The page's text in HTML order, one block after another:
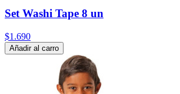
Set Washi Tape 8 un
$1.690
Añadir al carro